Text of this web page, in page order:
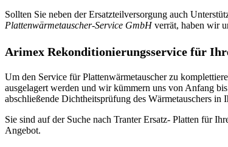
Sollten Sie neben der Ersatzteilversorgung auch
Plattenwärmetauscher-Service GmbHverrät, haben wir
Arimex Rekonditionierungsservice für
Um den Service für Plattenwärmetauscher zu
ausgelagert werden und wir kümmern uns von Anfang
abschließende Dichtheitsprüfung des Wärmetauschers
Sie sind auf der Suche nach Tranter Ersatz- Platten für
Angebot.